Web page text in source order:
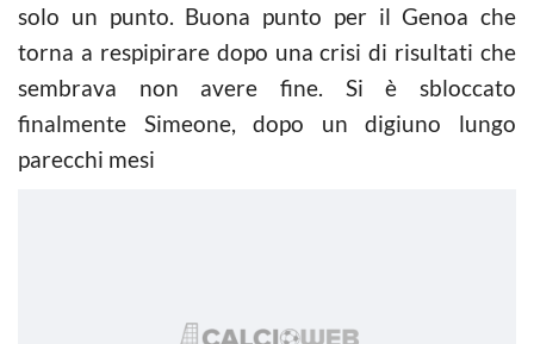
solo un punto. Buona punto per il Genoa che
torna a respipirare dopo una crisi di risultati che
sembrava non avere fine. Si è sbloccato
finalmente Simeone, dopo un digiuno lungo
parecchi mesi